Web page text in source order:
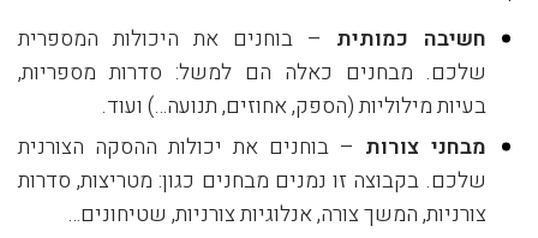
חשיבה כמותית – בוחנים את היכולות המספרית
שלכם. מבחנים כאלה הם למשל: סדרות מספריות,
בעיות מילוליות (הספק, אחוזים, תנועה…) ועוד.
מבחני צורות – בוחנים את יכולות ההסקה הצורנית
שלכם. בקבוצה זו נמנים מבחנים כגון: מטריצות, סדרות
צורניות, המשך צורה, אנלוגיות צורניות, שטיחונים…